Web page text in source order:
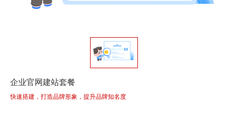
企业官网建站套餐
快速搭建，打造品牌形象，提升品牌知名度